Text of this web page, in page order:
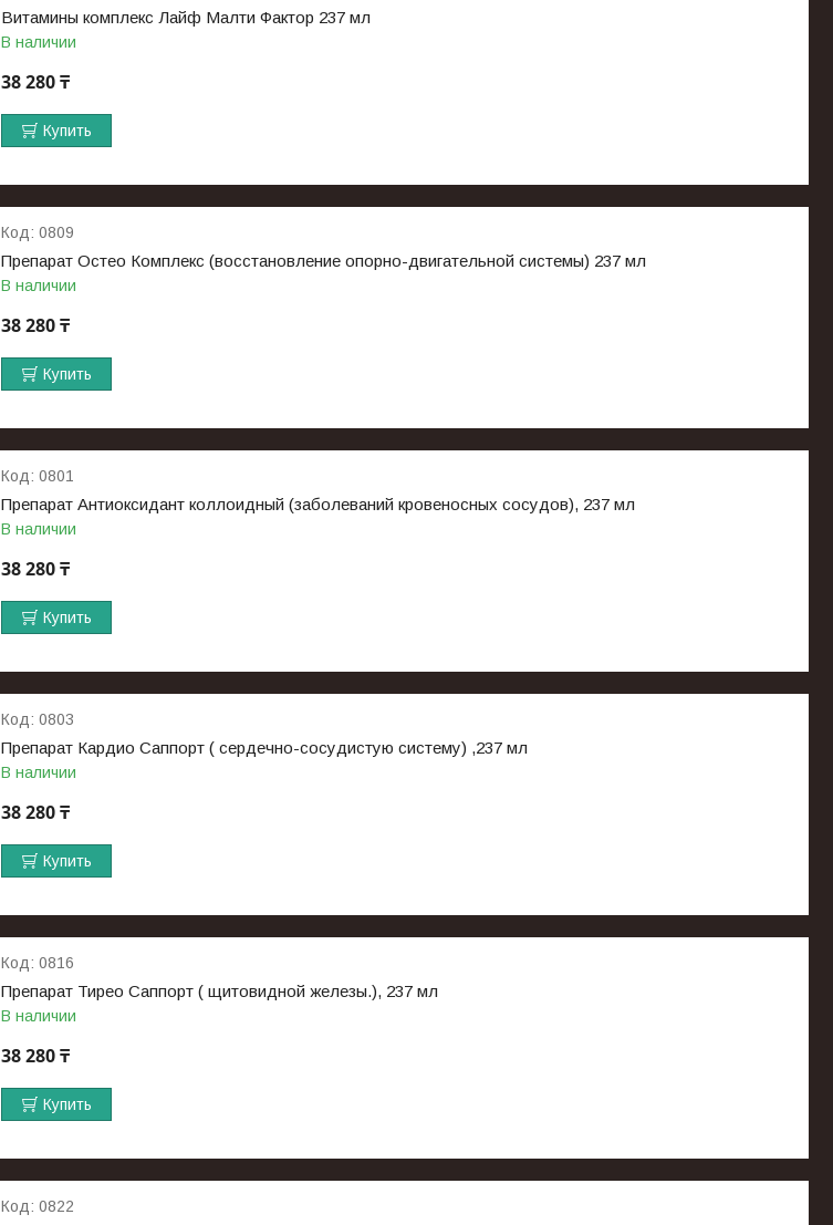
Витамины комплекс Лайф Малти Фактор 237 мл
В наличии
38 280 ₸
Купить
0809
Препарат Остео Комплекс (восстановление опорно-двигательной системы) 237 мл
В наличии
38 280 ₸
Купить
0801
Препарат Антиоксидант коллоидный (заболеваний кровеносных сосудов), 237 мл
В наличии
38 280 ₸
Купить
0803
Препарат Кардио Саппорт ( сердечно-сосудистую систему) ,237 мл
В наличии
38 280 ₸
Купить
0816
Препарат Тирео Саппорт ( щитовидной железы.), 237 мл
В наличии
38 280 ₸
Купить
0822